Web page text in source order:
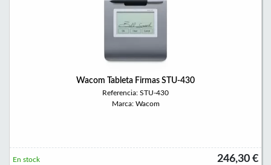
Wacom Tableta Firmas STU-430
Referencia: STU-430
Marca: Wacom
246,30 €
En stock